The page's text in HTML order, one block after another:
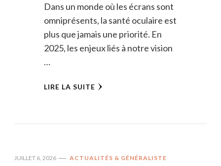
Dans un monde où les écrans sont
omniprésents, la santé oculaire est
plus que jamais une priorité. En
2025, les enjeux liés à notre vision
…
LIRE LA SUITE
JUILLET 6, 2026 ACTUALITÉS & GÉNÉRALISTE